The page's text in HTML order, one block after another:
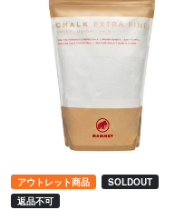
アウトレット商品
SOLDOUT
返品不可